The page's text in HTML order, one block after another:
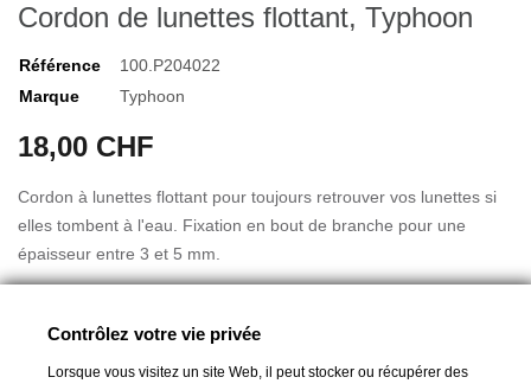
Cordon de lunettes flottant, Typhoon
Référence
100.P204022
Marque
Typhoon
18,00 CHF
Cordon à lunettes flottant pour toujours retrouver vos lunettes si
elles tombent à l'eau. Fixation en bout de branche pour une
épaisseur entre 3 et 5 mm.
(nous ne pouvons vous garantier la couleur livrée qui dépend du
stock du magasin).
Contrôlez votre vie privée
Lorsque vous visitez un site Web, il peut stocker ou récupérer des